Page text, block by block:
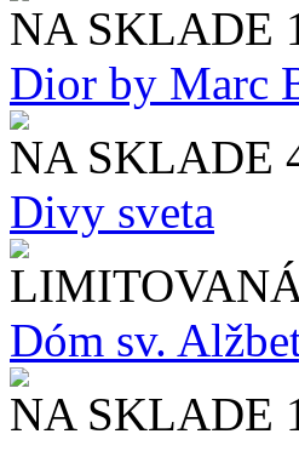
NA SKLADE
Dior by Marc
NA SKLADE
Divy sveta
Dóm sv.
NA SKLADE